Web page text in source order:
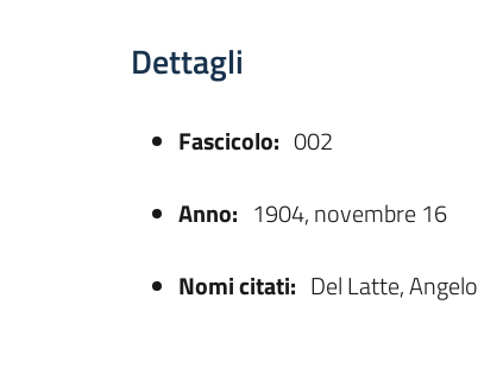
Dettagli
Fascicolo: 002
Anno: 1904, novembre 16
Nomi citati: Del Latte, Angelo